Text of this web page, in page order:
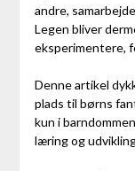
andre,
Legen bliver
eksperimentere,
Denne artikel
plads til børns
kun i
læring og